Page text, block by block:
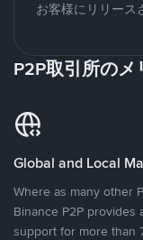
お客様にリリース
P2P取引所のメ
Global and Local
Where as many other
Binance P2P
support for more than